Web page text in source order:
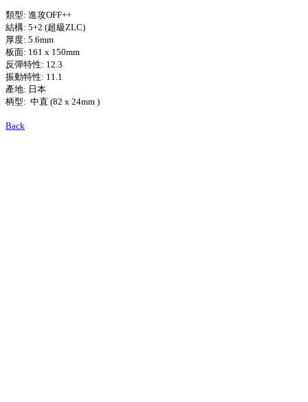
類型: 進攻OFF++
結構: 5+2 (超級ZLC)
厚度: 5.6mm
板面: 161 x 150mm
反彈特性: 12.3
振動特性: 11.1
產地: 日本
柄型: 中直 (82 x 24mm )
Back